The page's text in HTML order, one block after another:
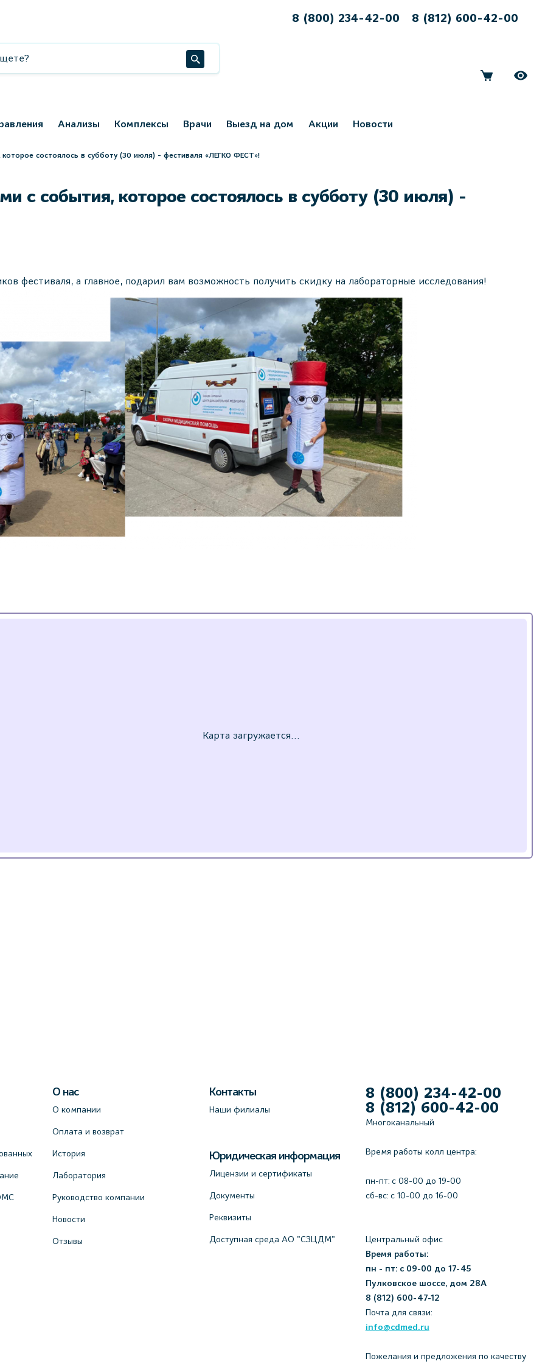
8 (800) 234-42-00 8 (812) 600-42-00
Анализы Комплексы Врачи Выезд на дом Акции Новости
состоялось в субботу (30 июля) - фестиваля «ЛЕГКО ФЕСТ»!
с события, которое состоялось в субботу (30 июля) -
фестиваля, а главное, подарил вам возможность получить скидку на лабораторные исследования!
О нас
О компании
Оплата и возврат
История
Лаборатория
Руководство компании
Новости
Отзывы
Контакты
Наши филиалы
Юридическая информация
Лицензии и сертификаты
Документы
Реквизиты
Доступная среда АО "СЗЦДМ"
8 (800) 234-42-00
8 (812) 600-42-00
Многоканальный
Время работы колл центра:
пн-пт: c 08-00 до 19-00
сб-вс: с 10-00 до 16-00
Центральный офис
Время работы:
пн - пт: с 09-00 до 17-45
Пулковское шоссе, дом 28А
8 (812) 600-47-12
Почта для связи:
info@cdmed.ru
Пожелания и предложения по качеству